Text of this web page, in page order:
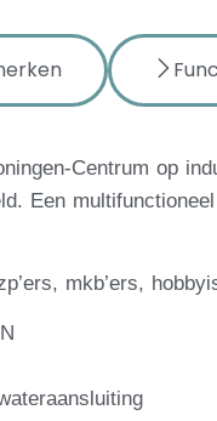
Centrum op
Een
mkb’ers,